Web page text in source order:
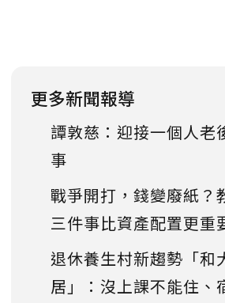
更多新聞報導
譚敦慈：迎接一個人老
事
戰爭開打，錢變廢紙？
三件事比資產配置更重
退休養生村新趨勢「和
居」：沒上課不能住、